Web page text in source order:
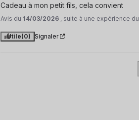
Cadeau à mon petit fils, cela convient
Avis du 14/03/2026 , suite à une expérience du
Utile(0) Signaler